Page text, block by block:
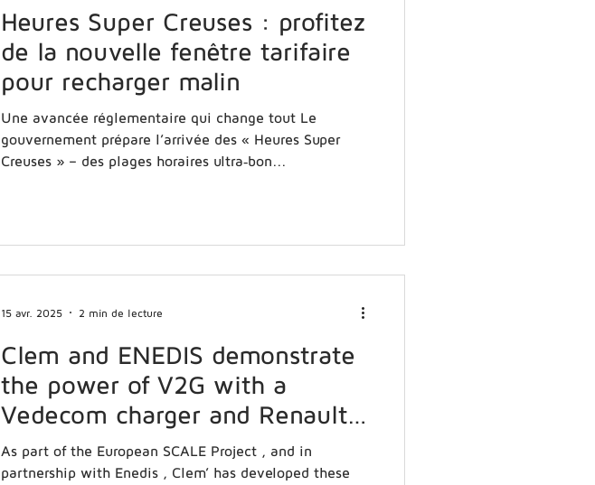
Heures Super Creuses : profitez
de la nouvelle fenêtre tarifaire
pour recharger malin
Une avancée réglementaire qui change tout Le
gouvernement prépare l’arrivée des « Heures Super
Creuses » – des plages horaires ultra‑bon...
Clem and ENEDIS demonstrate
the power of V2G with a
Vedecom charger and Renault
R5
As part of the European SCALE Project , and in
partnership with Enedis , Clem’ has developed these
15 avr. 2025 2 min de lecture